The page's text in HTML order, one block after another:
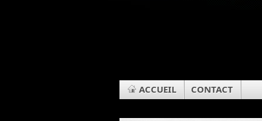
ACCUEIL CONTACT